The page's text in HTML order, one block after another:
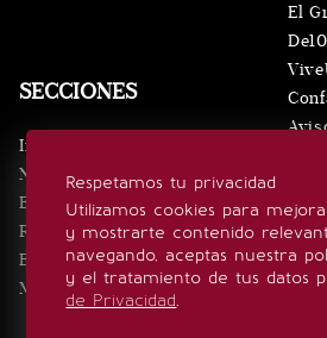
Respetamos tu privacidad
Utilizamos cookies para
y mostrarte contenido
navegando, aceptas nuestra
y el tratamiento de tus datos
de Privacidad.
SECCIONES
Inicio
Noticias
Eventos
Realeza
Estilo de vida
Minuto x Minuto
El